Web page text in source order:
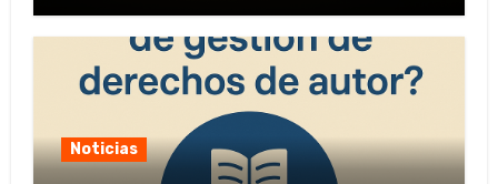
Noticias